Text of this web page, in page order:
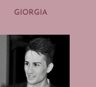
GIORGIA